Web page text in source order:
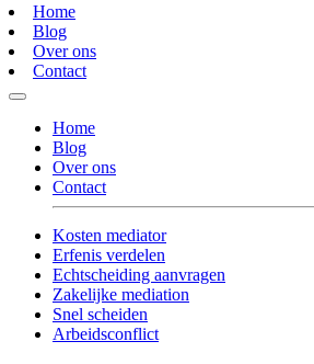
Home
Blog
Over ons
Contact
Home
Blog
Over ons
Contact
Kosten mediator
Erfenis verdelen
Echtscheiding aanvragen
Zakelijke mediation
Snel scheiden
Arbeidsconflict